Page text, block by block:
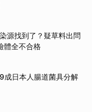
源找到了？疑草料出問
全不合格
成日本人腸道菌具分解